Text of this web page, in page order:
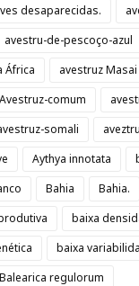
desaparecidas.
avestru-de-pescoço-azul
África
avestruz Masai
Avestruz-comum
somali
Aythya innotata
Bahia
Bahia.
baixa
baixa
Balearica regulorum